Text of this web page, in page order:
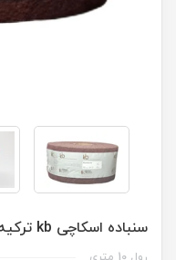
سنباده اسکاچی kb ترکیه رول 10 متری مدل NovaFlex